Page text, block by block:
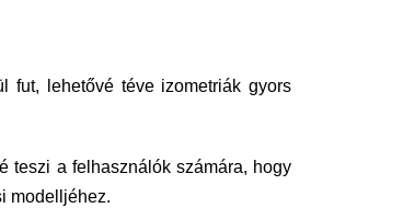
fut, lehetővé téve izometriák gyors
teszi a felhasználók számára, hogy
modelljéhez.